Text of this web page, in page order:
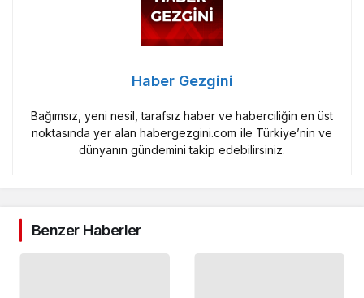
Haber Gezgini
Bağımsız, yeni nesil, tarafsız haber ve haberciliğin en üst
noktasında yer alan habergezgini.com ile Türkiye’nin ve
dünyanın gündemini takip edebilirsiniz.
Benzer Haberler